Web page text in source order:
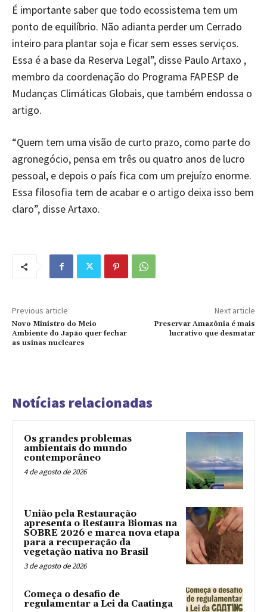
É importante saber que todo ecossistema tem um
ponto de equilíbrio. Não adianta perder um Cerrado
inteiro para plantar soja e ficar sem esses serviços.
Essa é a base da Reserva Legal”, disse Paulo Artaxo ,
membro da coordenação do Programa FAPESP de
Mudanças Climáticas Globais, que também endossa o
artigo.
“Quem tem uma visão de curto prazo, como parte do
agronegócio, pensa em três ou quatro anos de lucro
pessoal, e depois o país fica com um prejuízo enorme.
Essa filosofia tem de acabar e o artigo deixa isso bem
claro”, disse Artaxo.
Previous article
Novo Ministro do Meio
Ambiente do Japão quer fechar
as usinas nucleares
Next article
Preservar Amazônia é mais
lucrativo que desmatar
Notícias relacionadas
Os grandes problemas
ambientais do mundo
contemporâneo
4 de agosto de 2026
União pela Restauração
apresenta o Restaura Biomas na
SOBRE 2026 e marca nova etapa
para a recuperação da
vegetação nativa no Brasil
3 de agosto de 2026
Começa o desafio de
regulamentar a Lei da Caatinga